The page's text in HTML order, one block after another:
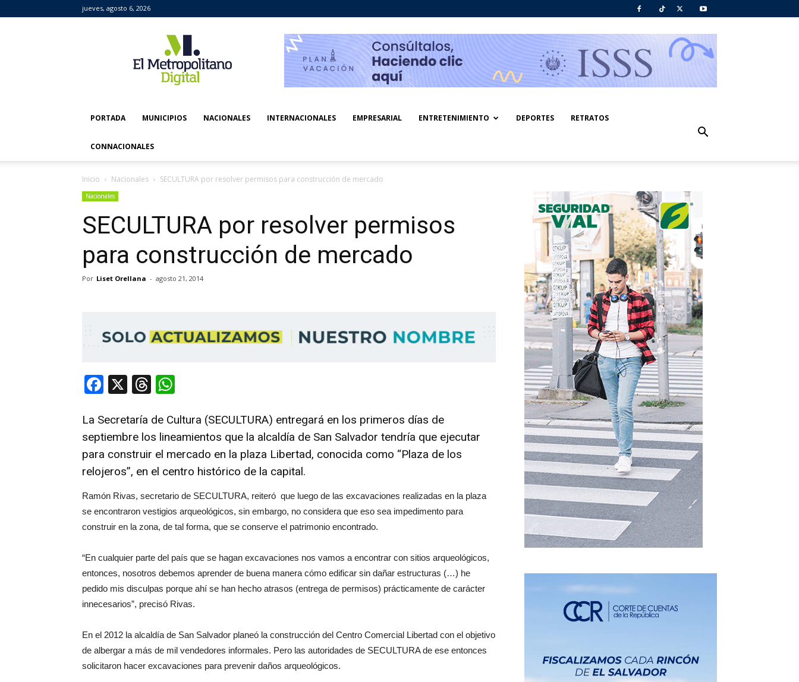
jueves, agosto 6, 2026
Metropolitano
Digital
PORTADA MUNICIPIOS NACIONALES INTERNACIONALES EMPRESARIAL ENTRETENIMIENTO DEPORTES RETRATOS
CONNACIONALES
Inicio Nacionales SECULTURA por resolver permisos para construcción de mercado
Nacionales
SECULTURA por resolver permisos
para construcción de mercado
Por Liset Orellana - agosto 21, 2014
Facebook
X Threads
La Secretaría de Cultura (SECULTURA) entregará en los primeros días de
septiembre los lineamientos que la alcaldía de San Salvador tendría que ejecutar
para construir el mercado en la plaza Libertad, conocida como “Plaza de los
relojeros”, en el centro histórico de la capital.
Ramón Rivas, secretario de SECULTURA, reiteró que luego de las excavaciones realizadas en la plaza
se encontraron vestigios arqueológicos, sin embargo, no considera que eso sea impedimento para
construir en la zona, de tal forma, que se conserve el patrimonio encontrado.
“En cualquier parte del país que se hagan excavaciones nos vamos a encontrar con sitios arqueológicos,
entonces, nosotros debemos aprender de buena manera cómo edificar sin dañar estructuras (…) he
pedido mis disculpas porque ahí se han hecho atrasos (entrega de permisos) prácticamente de carácter
innecesarios”, precisó Rivas.
En el 2012 la alcaldía de San Salvador planeó la construcción del Centro Comercial Libertad con el objetivo
de albergar a más de mil vendedores informales. Pero las autoridades de SECULTURA de ese entonces
solicitaron hacer excavaciones para prevenir daños arqueológicos.